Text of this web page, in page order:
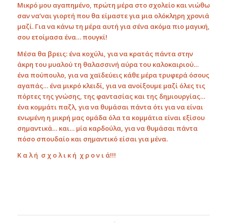
Μικρό μου αγαπημένο, πρώτη μέρα στο σχολείο και νιώθω
σαν να’ναι γιορτή που θα είμαστε για μια ολόκληρη χρονιά
μαζί. Για να κάνω τη μέρα αυτή για σένα ακόμα πιο μαγική,
σου ετοίμασα ένα… πουγκί!
Μέσα θα βρεις: ένα κοχύλι, για να κρατάς πάντα στην
άκρη του μυαλού τη θαλασσινή αύρα του καλοκαιριού…
ένα πούπουλο, για να χαϊδεύεις κάθε μέρα τρυφερά όσους
αγαπάς… ένα μικρό κλειδί, για να ανοίξουμε μαζί όλες τις
πόρτες της γνώσης, της φαντασίας και της δημιουργίας…
ένα κομμάτι παζλ, για να θυμάσαι πάντα ότι για να είναι
ενωμένη η μικρή μας ομάδα όλα τα κομμάτια είναι εξίσου
σημαντικά… και… μία καρδούλα, για να θυμάσαι πάντα
πόσο σπουδαίο και σημαντικό είσαι για μένα.
Κ α λ ή σ χ ο λ ι κ ή χ ρ ο ν ι ά!!!